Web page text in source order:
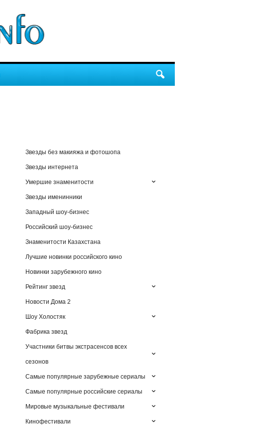
Звезды без макияжа и фотошопа
Звезды интернета
Умершие знаменитости
Звезды именинники
Западный шоу-бизнес
Российский шоу-бизнес
Знаменитости Казахстана
Лучшие новинки российского кино
Новинки зарубежного кино
Рейтинг звезд
Новости Дома 2
Шоу Холостяк
Фабрика звезд
Участники битвы экстрасенсов всех
сезонов
Самые популярные зарубежные сериалы
Самые популярные российские сериалы
Мировые музыкальные фестивали
Кинофестивали